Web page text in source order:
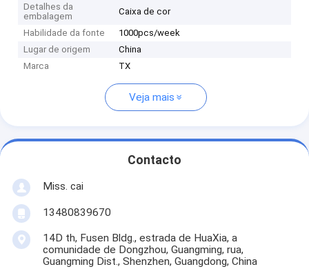
Detalhes da
embalagem
Caixa de cor
Habilidade da fonte
1000pcs/week
Lugar de origem
China
Marca
TX
Veja mais
Contacto
Miss. cai
13480839670
14D th, Fusen Bldg., estrada de HuaXia, a
comunidade de Dongzhou, Guangming, rua,
Guangming Dist., Shenzhen, Guangdong, China